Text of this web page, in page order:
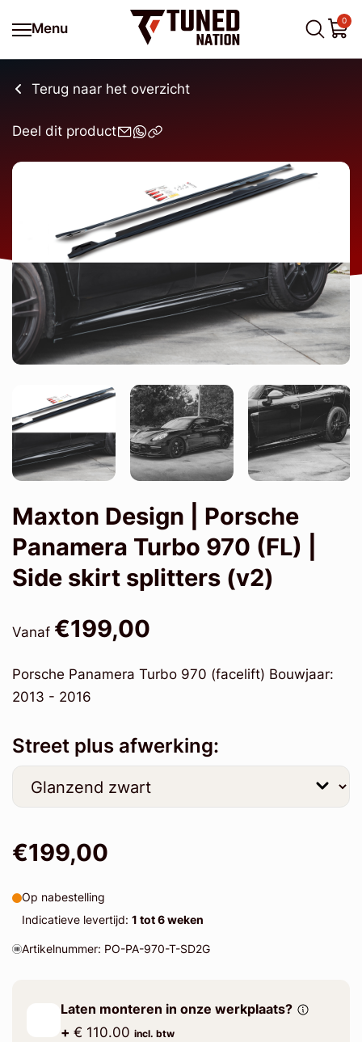
Menu
0
Terug naar het overzicht
Deel dit product
Maxton Design | Porsche
Panamera Turbo 970 (FL) |
Side skirt splitters (v2)
Vanaf €199,00
Porsche Panamera Turbo 970 (facelift) Bouwjaar:
2013 - 2016
Street plus afwerking:
€199,00
Op nabestelling
Indicatieve levertijd: 1 tot 6 weken
Artikelnummer: PO-PA-970-T-SD2G
Laten monteren in onze werkplaats?
+ € 110.00 incl. btw